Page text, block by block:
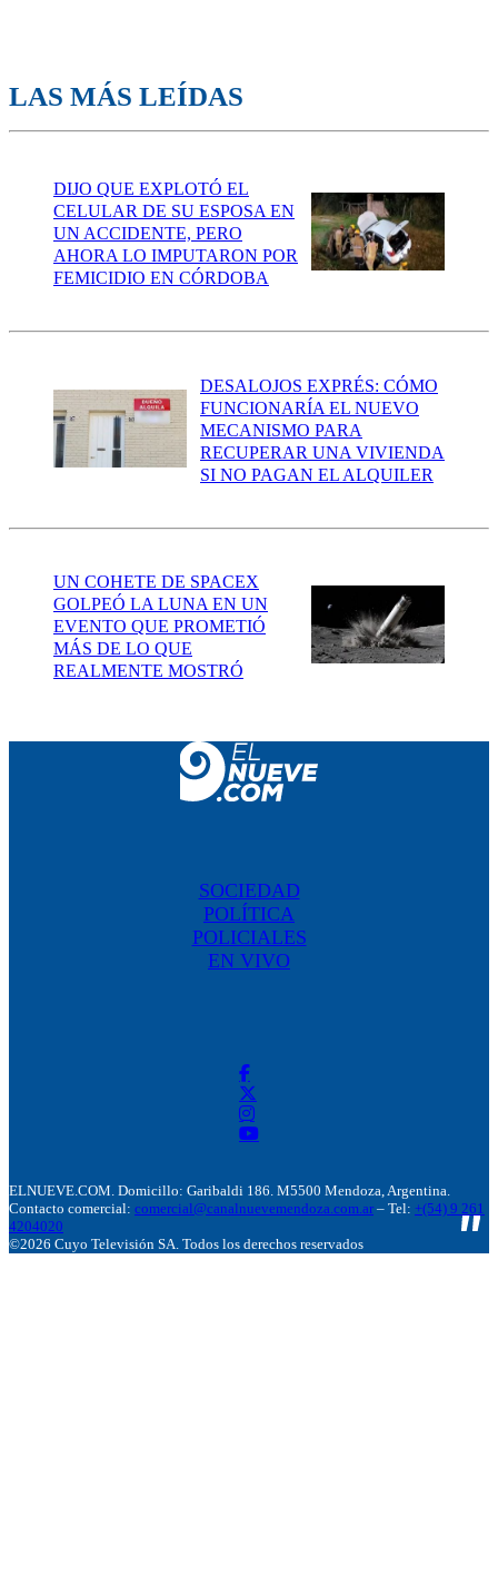
LAS MÁS LEÍDAS
DIJO QUE EXPLOTÓ EL
CELULAR DE SU ESPOSA EN
UN ACCIDENTE, PERO
AHORA LO IMPUTARON POR
FEMICIDIO EN CÓRDOBA
DESALOJOS EXPRÉS: CÓMO
FUNCIONARÍA EL NUEVO
MECANISMO PARA
RECUPERAR UNA VIVIENDA
SI NO PAGAN EL ALQUILER
UN COHETE DE SPACEX
GOLPEÓ LA LUNA EN UN
EVENTO QUE PROMETIÓ
MÁS DE LO QUE
REALMENTE MOSTRÓ
SOCIEDAD
POLÍTICA
POLICIALES
EN VIVO
ELNUEVE.COM. Domicillo: Garibaldi 186. M5500 Mendoza, Argentina.
Contacto comercial: comercial@canalnuevemendoza.com.ar – Tel: +(54) 9 261
4204020
©2026 Cuyo Televisión SA. Todos los derechos reservados